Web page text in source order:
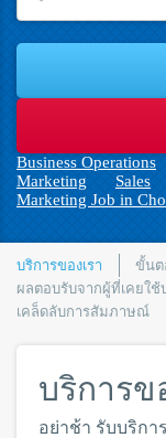
Business Operations
Marketing
Sales
Marketing Job in
บริการของเรา
ขั้นต
ผลตอบรับจากผู้ที่เคยใช้
เคล็ดลับการสัมภาษณ์
บริการข
อย่าช้า รับบริกา